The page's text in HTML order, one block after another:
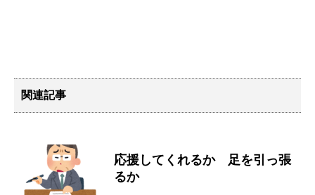
関連記事
応援してくれるか 足を引っ張
るか